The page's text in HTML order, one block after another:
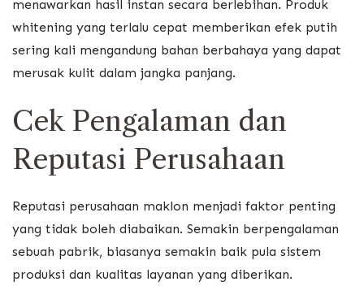
menawarkan hasil instan secara berlebihan. Produk
whitening yang terlalu cepat memberikan efek putih
sering kali mengandung bahan berbahaya yang dapat
merusak kulit dalam jangka panjang.
Cek Pengalaman dan
Reputasi Perusahaan
Reputasi perusahaan maklon menjadi faktor penting
yang tidak boleh diabaikan. Semakin berpengalaman
sebuah pabrik, biasanya semakin baik pula sistem
produksi dan kualitas layanan yang diberikan.